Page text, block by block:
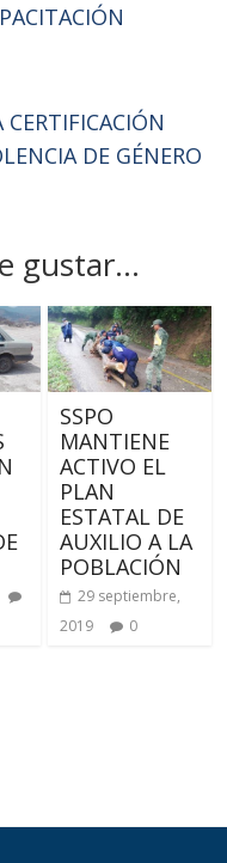
CERTIFICACIÓN
DE GÉNERO
gustar...
SSPO
MANTIENE
ACTIVO EL
PLAN
ESTATAL DE
AUXILIO A LA
POBLACIÓN
29 septiembre,
2019
0